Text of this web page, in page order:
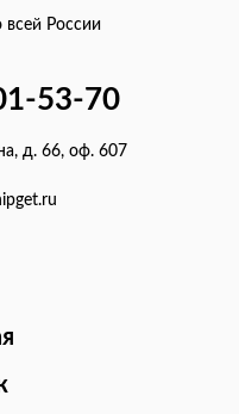
всей России
53-70
д. 66, оф. 607